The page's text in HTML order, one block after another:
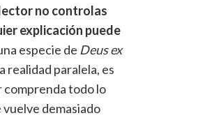
no controlas
explicación puede
especie de Deus ex
realidad paralela, es
comprenda todo lo
vuelve demasiado